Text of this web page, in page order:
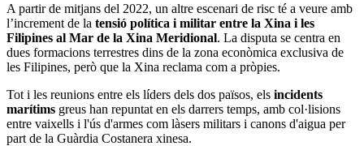
A partir de mitjans del 2022, un altre escenari de risc té a veure amb
l’increment de la tensió política i militar entre la Xina i les
Filipines al Mar de la Xina Meridional. La disputa se centra en
dues formacions terrestres dins de la zona econòmica exclusiva de
les Filipines, però que la Xina reclama com a pròpies.
Tot i les reunions entre els líders dels dos països, els incidents
marítims greus han repuntat en els darrers temps, amb col·lisions
entre vaixells i l'ús d'armes com làsers militars i canons d'aigua per
part de la Guàrdia Costanera xinesa​.